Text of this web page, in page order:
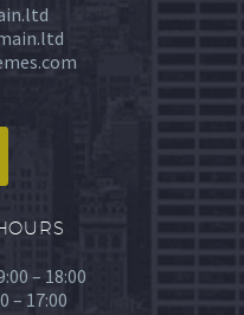
– 18:00
– 17:00